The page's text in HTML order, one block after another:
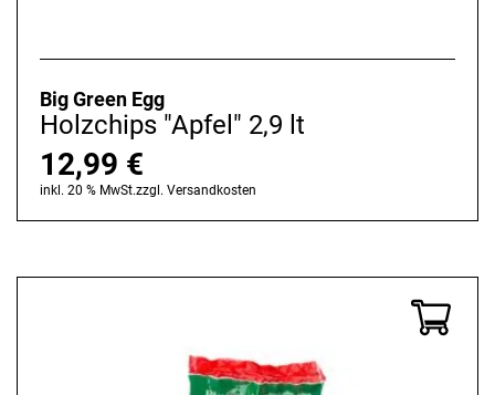
Big Green Egg
Holzchips "Apfel" 2,9 lt
12,99 €
inkl. 20 % MwSt.zzgl. Versandkosten